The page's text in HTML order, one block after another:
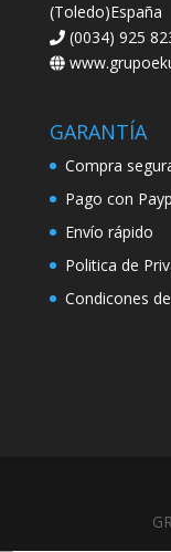
(Toledo)España
(0034) 925
GARANTÍA
Compra
Pago con
Envío rápido
Politica de
Condicones